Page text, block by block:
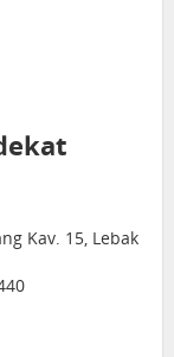
Kav. 15, Lebak